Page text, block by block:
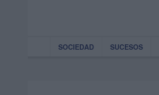
SOCIEDAD SUCESOS